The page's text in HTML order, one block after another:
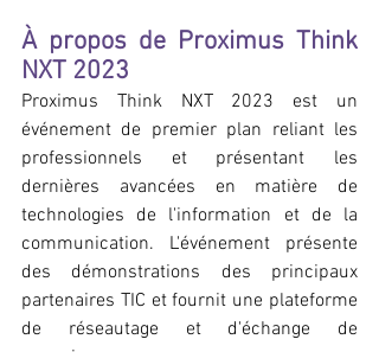
À propos de Proximus Think
NXT 2023
Proximus Think NXT 2023 est un
événement de premier plan reliant les
professionnels et présentant les
dernières avancées en matière de
technologies de l'information et de la
communication. L'événement présente
des démonstrations des principaux
partenaires TIC et fournit une plateforme
de réseautage et d'échange de